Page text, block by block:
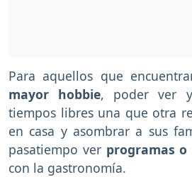
Para aquellos que
mayor hobbie, poder ver
tiempos libres una que otra
en casa y asombrar a sus
pasatiempo ver programas o
con la gastronomía.